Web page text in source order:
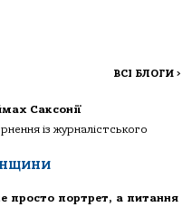
ВСІ БЛОГИ >
Саксонії
із журналістського
просто портрет, а питання